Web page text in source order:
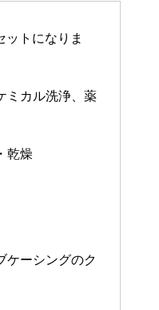
ットになりま
ミカル洗浄、薬
乾燥
ケーシングのク